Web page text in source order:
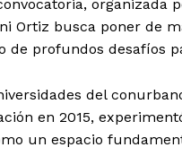
organizada
Ortiz busca poner de
de profundos desafíos
del
en 2015,
un espacio